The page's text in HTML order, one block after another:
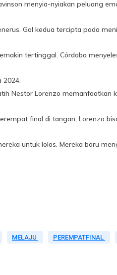
menyia-nyiakan peluang
Gol kedua tercipta pada
tertinggal. Córdoba
2024.
Nestor Lorenzo memanfaatkan
final di tangan, Lorenzo
untuk lolos. Mereka baru
MELAJU PEREMPATFINAL